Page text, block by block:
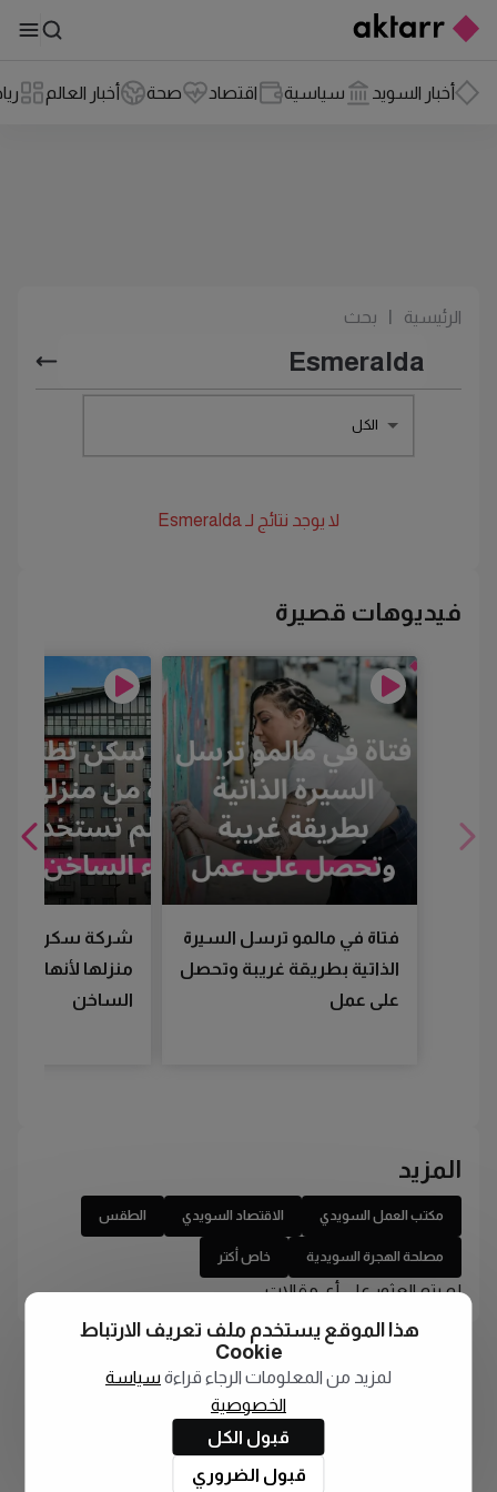
أخبار السويد سياسية اقتصاد صحة أخبار العالم
الرئيسية بحث
الكل
لا يوجد نتائج لـ Esmeralda
فيديوهات قصيرة
فتاة في مالمو ترسل السيرة
الذاتية بطريقة غريبة وتحصل
على عمل
شركة سكن
منزلها لأنها لم
الساخن
المزيد
مكتب العمل السويدي الاقتصاد السويدي الطقس
مصلحة الهجرة السويدية خاص أكتر
لم يتم العثور على أي مقالات
هذا الموقع يستخدم ملف تعريف الارتباط
Cookie
لمزيد من المعلومات الرجاء قراءة سياسة
الخصوصية
قبول الكل
قبول الضروري